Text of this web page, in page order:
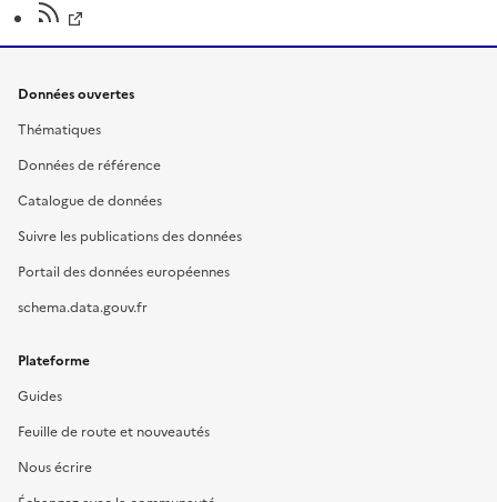
Données ouvertes
Thématiques
Données de référence
Catalogue de données
Suivre les publications des données
Portail des données européennes
schema.data.gouv.fr
Plateforme
Guides
Feuille de route et nouveautés
Nous écrire